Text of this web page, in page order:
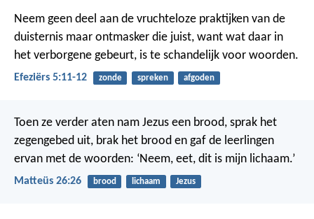
Neem geen deel aan de vruchteloze praktijken van de
duisternis maar ontmasker die juist, want wat daar in
het verborgene gebeurt, is te schandelijk voor woorden.
Efeziërs 5:11-12 zonde spreken afgoden
Toen ze verder aten nam Jezus een brood, sprak het
zegengebed uit, brak het brood en gaf de leerlingen
ervan met de woorden: ‘Neem, eet, dit is mijn lichaam.’
Matteüs 26:26 brood lichaam Jezus